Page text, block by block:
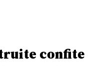
confite